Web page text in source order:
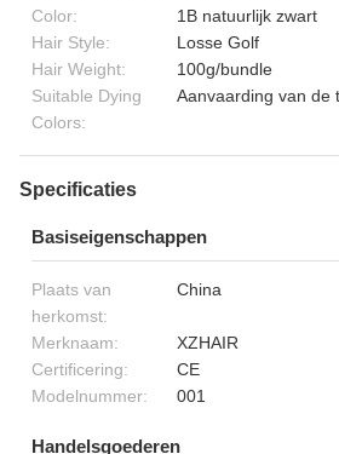
Color:
1B natuurlijk zwart
Hair Style:
Losse Golf
Hair Weight:
100g/bundle
Suitable Dying
Colors:
Aanvaarding van de
Specificaties
Basiseigenschappen
Plaats van
herkomst:
China
Merknaam:
XZHAIR
Certificering:
CE
Modelnummer:
001
Handelsgoederen